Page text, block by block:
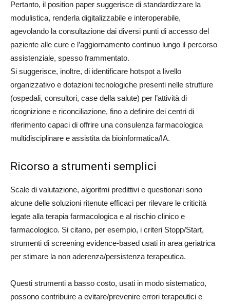
Pertanto, il position paper suggerisce di standardizzare la
modulistica, renderla digitalizzabile e interoperabile,
agevolando la consultazione dai diversi punti di accesso del
paziente alle cure e l’aggiornamento continuo lungo il percorso
assistenziale, spesso frammentato.
Si suggerisce, inoltre, di identificare hotspot a livello
organizzativo e dotazioni tecnologiche presenti nelle strutture
(ospedali, consultori, case della salute) per l’attività di
ricognizione e riconciliazione, fino a definire dei centri di
riferimento capaci di offrire una consulenza farmacologica
multidisciplinare e assistita da bioinformatica/IA.
Ricorso a strumenti semplici
Scale di valutazione, algoritmi predittivi e questionari sono
alcune delle soluzioni ritenute efficaci per rilevare le criticità
legate alla terapia farmacologica e al rischio clinico e
farmacologico. Si citano, per esempio, i criteri Stopp/Start,
strumenti di screening evidence-based usati in area geriatrica
per stimare la non aderenza/persistenza terapeutica.
Questi strumenti a basso costo, usati in modo sistematico,
possono contribuire a evitare/prevenire errori terapeutici e